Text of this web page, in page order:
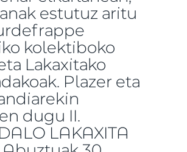
estutuz aritu
kolektiboko
Lakaxitako
Plazer eta
dugu II.
LAKAXITA